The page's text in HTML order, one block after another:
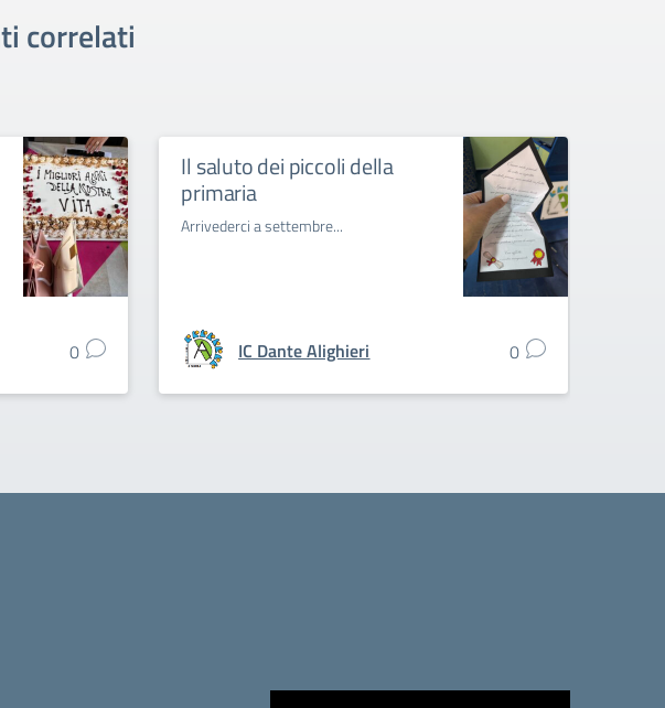
correlati
0
Il saluto dei piccoli della
primaria
Arrivederci a settembre...
IC Dante Alighieri 0